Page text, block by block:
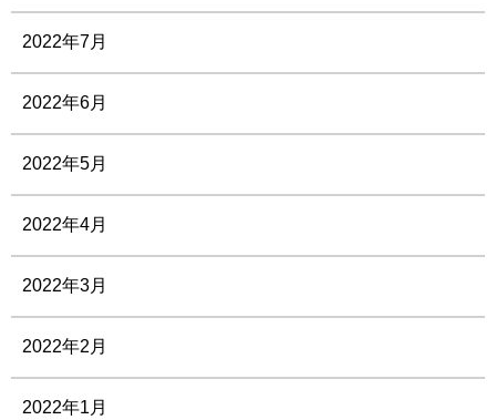
2022年7月
2022年6月
2022年5月
2022年4月
2022年3月
2022年2月
2022年1月